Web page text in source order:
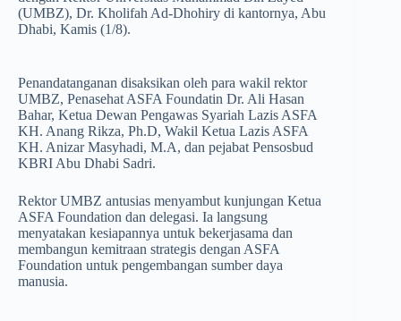
(UMBZ), Dr. Kholifah Ad-Dhohiry di kantornya, Abu
Dhabi, Kamis (1/8).
Penandatanganan disaksikan oleh para wakil rektor
UMBZ, Penasehat ASFA Foundatin Dr. Ali Hasan
Bahar, Ketua Dewan Pengawas Syariah Lazis ASFA
KH. Anang Rikza, Ph.D, Wakil Ketua Lazis ASFA
KH. Anizar Masyhadi, M.A, dan pejabat Pensosbud
KBRI Abu Dhabi Sadri.
Rektor UMBZ antusias menyambut kunjungan Ketua
ASFA Foundation dan delegasi. Ia langsung
menyatakan kesiapannya untuk bekerjasama dan
membangun kemitraan strategis dengan ASFA
Foundation untuk pengembangan sumber daya
manusia.